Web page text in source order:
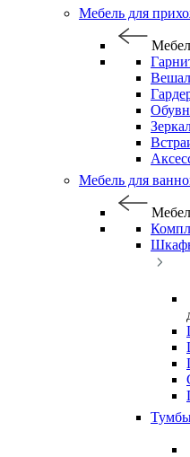
Мебель для
Мебель для